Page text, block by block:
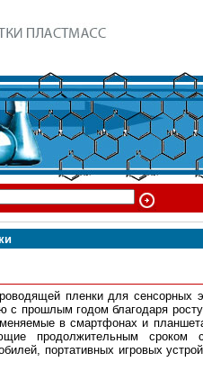
пленки для сенсорных
с прошлым годом благодаря
в смартфонах и
продолжительным сроком
портативных игровых